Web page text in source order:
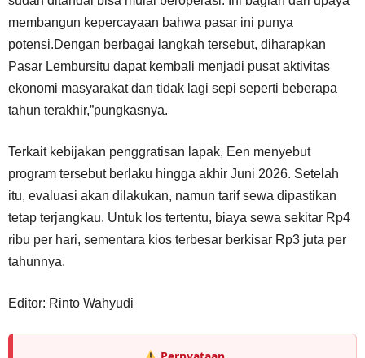
membangun kepercayaan bahwa pasar ini punya
potensi.Dengan berbagai langkah tersebut, diharapkan
Pasar Lembursitu dapat kembali menjadi pusat aktivitas
ekonomi masyarakat dan tidak lagi sepi seperti beberapa
tahun terakhir,”pungkasnya.
Terkait kebijakan penggratisan lapak, Een menyebut
program tersebut berlaku hingga akhir Juni 2026. Setelah
itu, evaluasi akan dilakukan, namun tarif sewa dipastikan
tetap terjangkau. Untuk los tertentu, biaya sewa sekitar Rp4
ribu per hari, sementara kios terbesar berkisar Rp3 juta per
tahunnya.
Editor: Rinto Wahyudi